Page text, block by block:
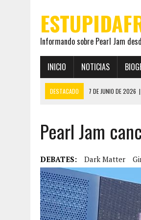
Informando sobre Pearl Jam
INICIO NOTICIAS
DESTACADO 7 DE JUNIO DE 2026 |
19 DE MAYO DE 2026
EL
12 DE MAYO DE 2026 |
PEARL JAM
28 DE JULIO DE 2026 | JEFF AMENT
Pearl Jam
DEBATES: Dark Matter